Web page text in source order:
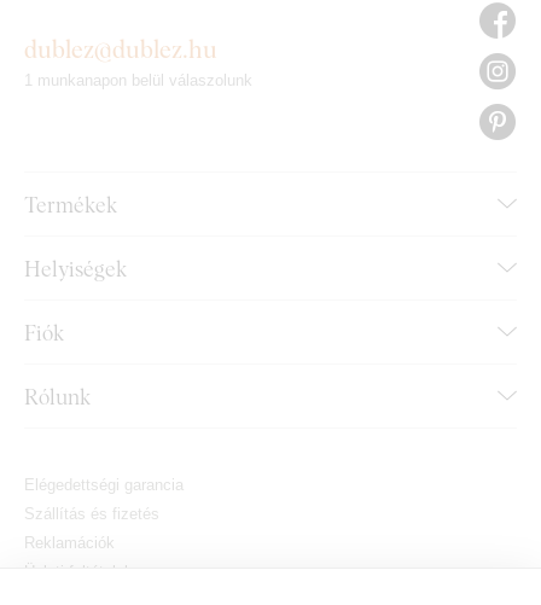
Termékek
Helyiségek
Fiók
Rólunk
dublez@dublez.hu
1 munkanapon belül válaszolunk
Elégedettségi garancia
Szállítás és fizetés
Reklamációk
Üzleti feltételek